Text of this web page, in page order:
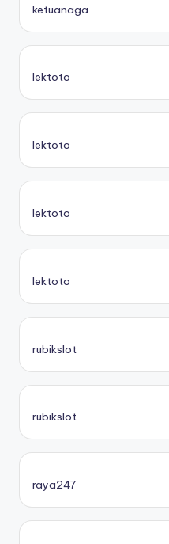
ketuanaga
lektoto
lektoto
lektoto
lektoto
rubikslot
rubikslot
raya247